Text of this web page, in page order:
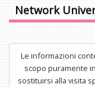
Network
Le informazioni
scopo puramente
sostituirsi alla visita